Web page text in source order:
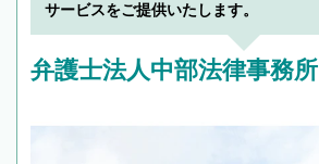
サービスをご提供いたします。
弁護士法人中部法律事務所